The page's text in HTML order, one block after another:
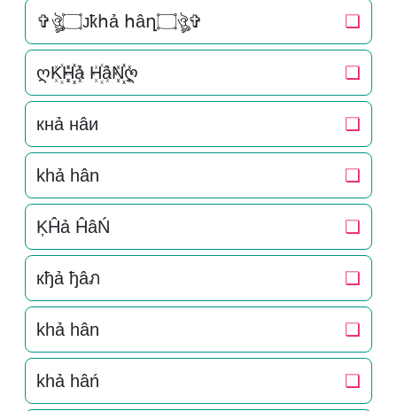
✞ঔৣ۝ᴊҟհả հâղ۝ঔৣ✞ ❏
ღK꙰H꙰꙰ả H꙰âN꙰꙰ღ ❏
кнả нâи ❏
khả hân ❏
ĶĤả ĤâŃ ❏
кђả ђâภ ❏
khả hân ❏
khả hâń ❏